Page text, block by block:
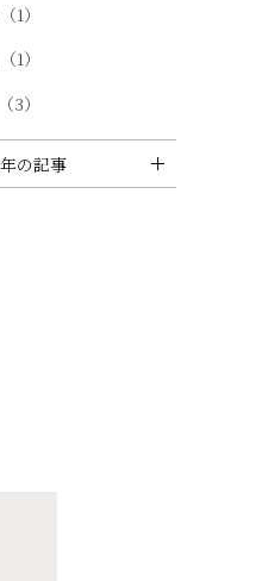
1）
1）
3）
の記事